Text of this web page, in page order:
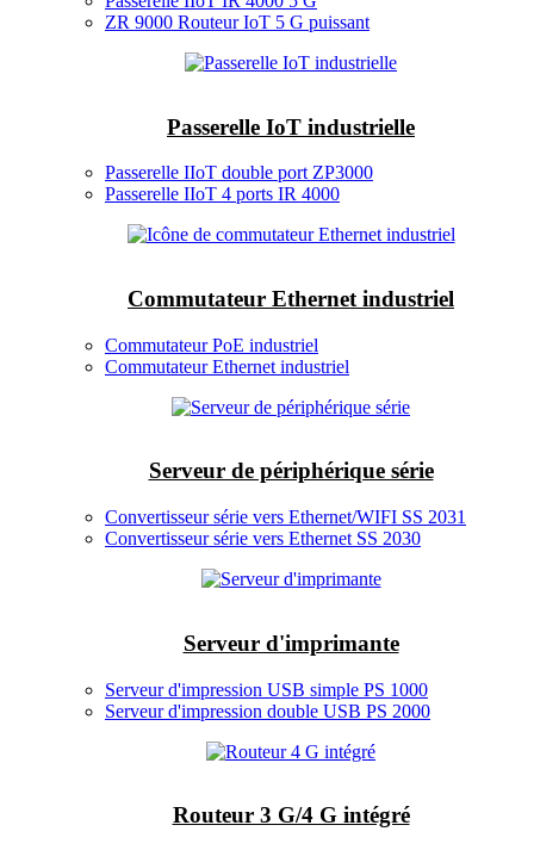
ZR 9000 Routeur IoT 5 G puissant
Passerelle IoT industrielle
Passerelle IIoT double port ZP3000
Passerelle IIoT 4 ports IR 4000
Commutateur Ethernet industriel
Commutateur PoE industriel
Commutateur Ethernet industriel
Serveur de périphérique série
Convertisseur série vers Ethernet/WIFI SS 2031
Convertisseur série vers Ethernet SS 2030
Serveur d'imprimante
Serveur d'impression USB simple PS 1000
Serveur d'impression double USB PS 2000
Routeur 3 G/4 G intégré